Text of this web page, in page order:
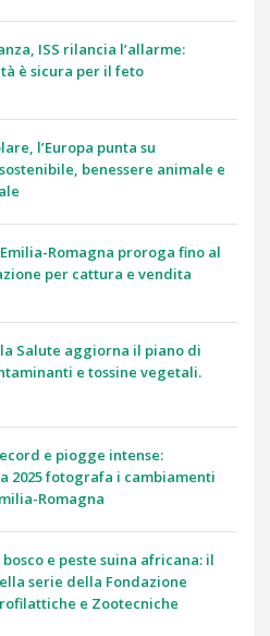
ISS rilancia l’allarme:
è sicura per il feto
l’Europa punta su
benessere animale e
Romagna proroga fino al
per cattura e vendita
Salute aggiorna il piano di
e tossine vegetali.
e piogge intense:
2025 fotografa i cambiamenti
Romagna
e peste suina africana: il
serie della Fondazione
e Zootecniche